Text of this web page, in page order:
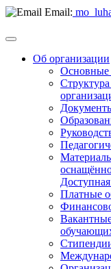
Email:
Об организации
Основные
Доступная
Платные